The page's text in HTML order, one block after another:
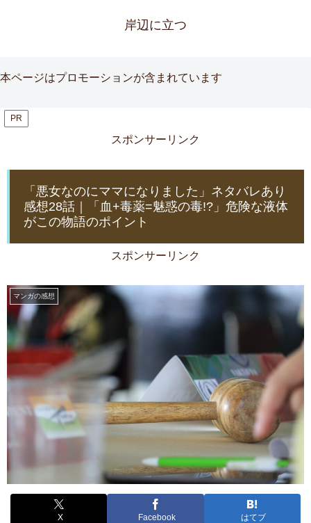
岸辺に立つ
本ページはプロモーションが含まれています
PR
スポンサーリンク
「悪女なのにママになりました」ネタバレあり
感想28話｜「血+毒薬=魅惑の毒!?」危険な液体
がこの物語のポイント
スポンサーリンク
マンガの感想
X Facebook はてブ